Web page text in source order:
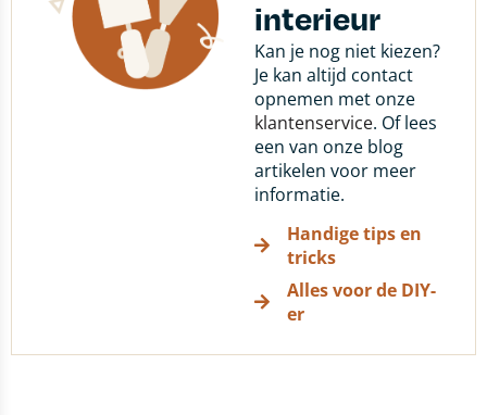
interieur
Kan je nog niet kiezen?
Je kan altijd contact
opnemen met onze
klantenservice. Of lees
een van onze blog
artikelen voor meer
informatie.
Handige tips en
tricks
Alles voor de DIY-
er